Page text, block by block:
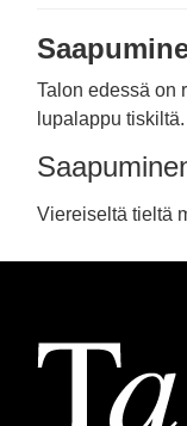
Talon edessä on
lupalappu tiskiltä.
Viereiseltä tieltä